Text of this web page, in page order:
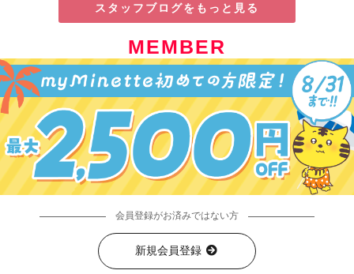
スタッフブログをもっと見る
MEMBER
会員登録がお済みではない方
新規会員登録